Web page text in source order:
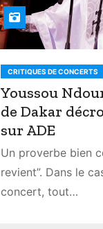
CRITIQUES DE CONCERTS
Youssou
de Dakar
sur ADE
Un proverbe bien
revient”. Dans le
concert, tout…